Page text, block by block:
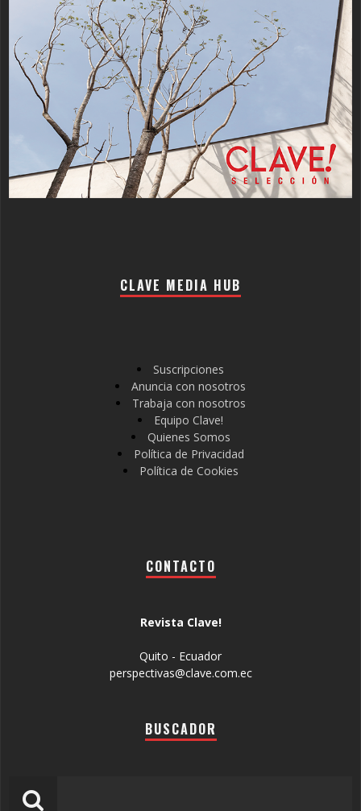
CLAVE MEDIA HUB
Suscripciones
Anuncia con nosotros
Trabaja con nosotros
Equipo Clave!
Quienes Somos
Política de Privacidad
Política de Cookies
CONTACTO
Revista Clave!
Quito - Ecuador
perspectivas@clave.com.ec
BUSCADOR